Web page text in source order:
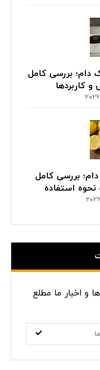
دام؛ بررسی کامل
و کاربردها
دام؛ بررسی کامل
نحوه استفاده
و اخبار ما مطلع